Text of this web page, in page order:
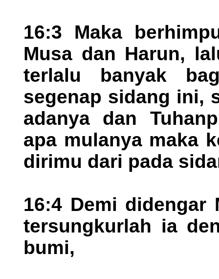
16:3 Maka
Musa dan Harun,
terlalu banyak
segenap sidang ini,
adanya dan
apa mulanya maka
dirimu dari pada
16:4 Demi didengar
tersungkurlah ia
bumi,